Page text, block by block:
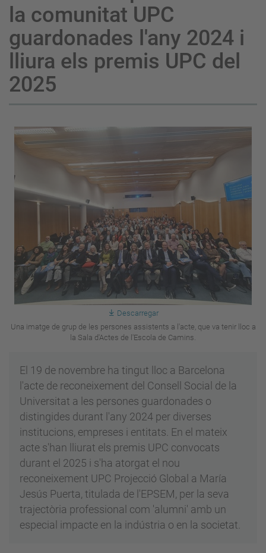
la comunitat UPC
guardonades l'any 2024 i
lliura els premis UPC del
2025
Descarregar
Una imatge de grup de les persones assistents a l'acte, que va tenir lloc a
la Sala d'Actes de l'Escola de Camins.
El 19 de novembre ha tingut lloc a Barcelona
l'acte de reconeixement del Consell Social de la
Universitat a les persones guardonades o
distingides durant l'any 2024 per diverses
institucions, empreses i entitats. En el mateix
acte s'han lliurat els premis UPC convocats
durant el 2025 i s'ha atorgat el nou
reconeixement UPC Projecció Global a María
Jesús Puerta, titulada de l'EPSEM, per la seva
trajectòria professional com 'alumni' amb un
especial impacte en la indústria o en la societat.